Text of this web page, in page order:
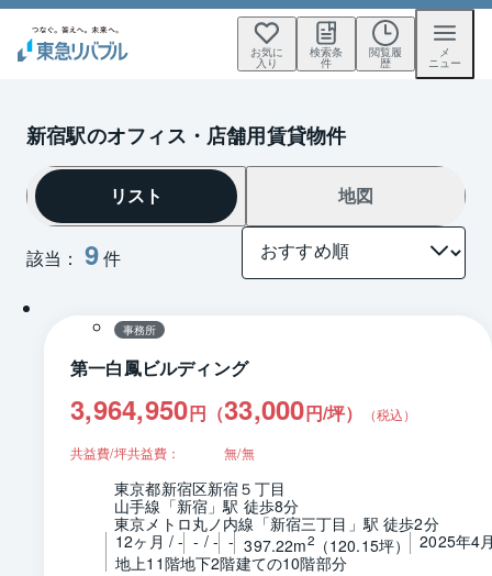
お気に
入り
検索条
件
閲覧履
歴
メ
ニュー
新宿駅のオフィス・店舗用賃貸物件
該当： 9件
リスト 地図
1 / 0 間取り
事務所
第一白鳳ビルディング
3,964,950円（33,000円/坪） （税込）
共益費/坪共益費： 無/無
東京都新宿区新宿５丁目
山手線「新宿」駅 徒歩8分
東京メトロ丸ノ内線「新宿三丁目」駅 徒歩2分
12ヶ月 / - - / - - 397.22m2（120.15坪）
2025年4
地上11階地下2階建ての10階部分